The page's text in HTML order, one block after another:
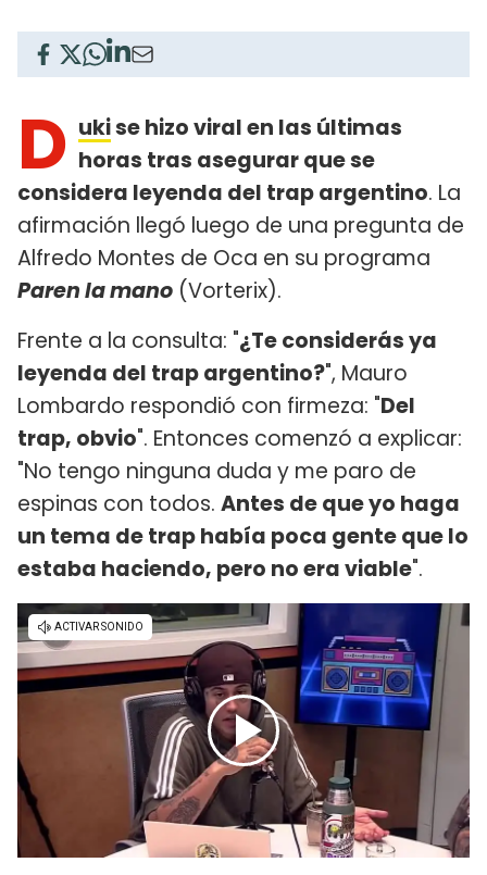
D ukise hizo viral en las últimas
horas tras asegurar que se
considera leyenda del trap argentino. La
afirmación llegó luego de una pregunta de
Alfredo Montes de Oca en su programa
Paren la mano (Vorterix).
Frente a la consulta: "¿Te considerás ya
leyenda del trap argentino?", Mauro
Lombardo respondió con firmeza: "Del
trap, obvio". Entonces comenzó a explicar:
"No tengo ninguna duda y me paro de
espinas con todos. Antes de que yo haga
un tema de trap había poca gente que lo
estaba haciendo, pero no era viable".